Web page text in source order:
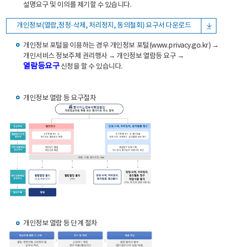
설명요구 및 이의를 제기할 수 있습니다.
개인정보(열람,정정·삭제, 처리정지, 동의철회) 요구서 다운로드
개인정보 포털을 이용하는 경우 개인정보 포털(www.privacy.go.kr) →
개인서비스 정보주체 권리행사 → 개인정보 열람등 요구 →
열람등요구신청을 할 수 있습니다.
개인정보 열람 등 요구절차
개인정보 열람 등 단계 절차